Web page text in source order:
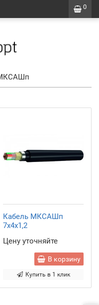
0
Кабель МКСАШп
7x4x1,2
Цену уточняйте
В корзину
Купить в 1 клик